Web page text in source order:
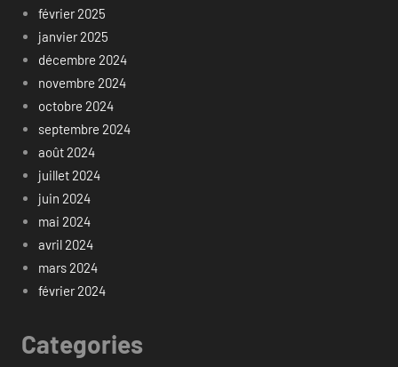
février 2025
janvier 2025
décembre 2024
novembre 2024
octobre 2024
septembre 2024
août 2024
juillet 2024
juin 2024
mai 2024
avril 2024
mars 2024
février 2024
Categories